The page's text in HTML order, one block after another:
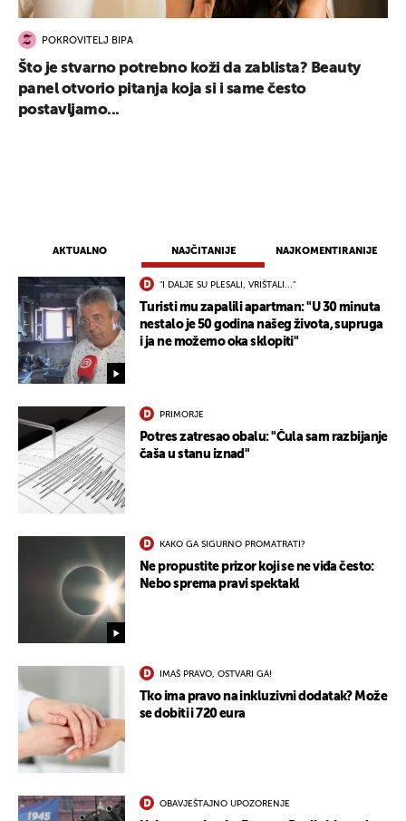
AKTUALNO NAJČITANIJE NAJKOMENTIRANIJE
"I DALJE SU PLESALI, VRIŠTALI..."
Turisti mu zapalili apartman: "U 30 minuta
nestalo je 50 godina našeg života, supruga
i ja ne možemo oka sklopiti"
PRIMORJE
Potres zatresao obalu: "Čula sam razbijanje
čaša u stanu iznad"
KAKO GA SIGURNO PROMATRATI?
Ne propustite prizor koji se ne viđa često:
Nebo sprema pravi spektakl
IMAŠ PRAVO, OSTVARI GA!
Tko ima pravo na inkluzivni dodatak? Može
se dobiti i 720 eura
OBAVJEŠTAJNO UPOZORENJE
POKROVITELJ BIPA
Što je stvarno potrebno koži da zablista? Beauty
panel otvorio pitanja koja si i same često
postavljamo...